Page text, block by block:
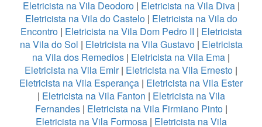
Eletricista na Vila Deodoro| Eletricista na Vila Diva|
Eletricista na Vila do Castelo| Eletricista na Vila do
Encontro| Eletricista na Vila Dom Pedro II | Eletricista
na Vila do Sol | Eletricista na Vila Gustavo| Eletricista
na Vila dos Remedios | Eletricista na Vila Ema |
Eletricista na Vila Emir| Eletricista na Vila Ernesto |
Eletricista na Vila Esperança | Eletricista na Vila Ester
| Eletricista na Vila Fanton | Eletricista na Vila
Fernandes| Eletricista na Vila Firmiano Pinto|
Eletricista na Vila Formosa| Eletricista na Vila